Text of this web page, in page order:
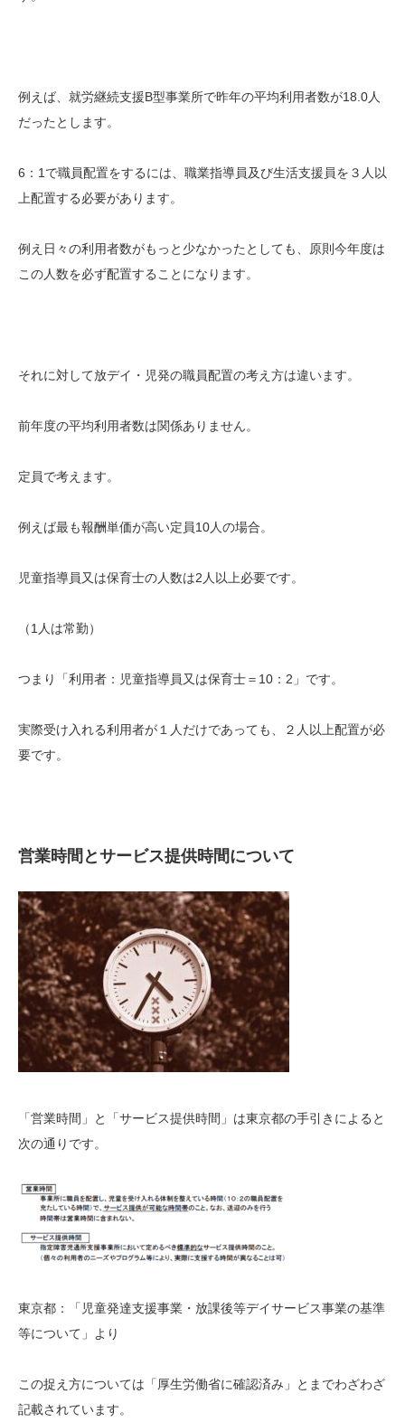
例えば、就労継続支援B型事業所で昨年の平均利用者数が18.0人
だったとします。
6：1で職員配置をするには、職業指導員及び生活支援員を３人以
上配置する必要があります。
例え日々の利用者数がもっと少なかったとしても、原則今年度は
この人数を必ず配置することになります。
それに対して放デイ・児発の職員配置の考え方は違います。
前年度の平均利用者数は関係ありません。
定員で考えます。
例えば最も報酬単価が高い定員10人の場合。
児童指導員又は保育士の人数は2人以上必要です。
（1人は常勤）
つまり「利用者：児童指導員又は保育士＝10：2」です。
実際受け入れる利用者が１人だけであっても、２人以上配置が必
要です。
営業時間とサービス提供時間について
「営業時間」と「サービス提供時間」は東京都の手引きによると
次の通りです。
東京都：「児童発達支援事業・放課後等デイサービス事業の基準
等について」より
この捉え方については「厚生労働省に確認済み」とまでわざわざ
記載されています。